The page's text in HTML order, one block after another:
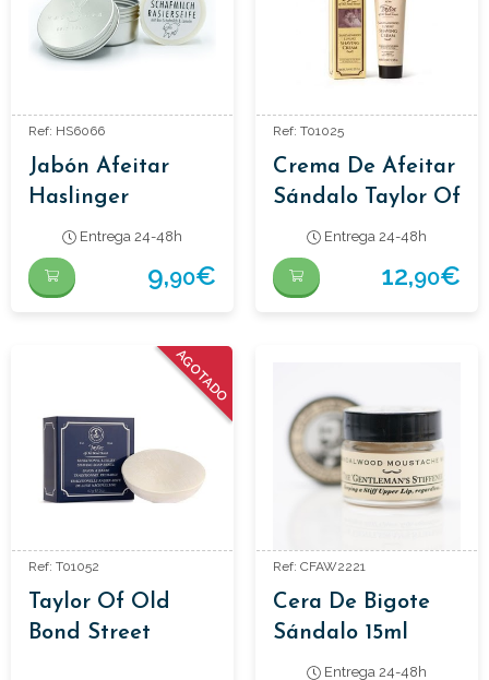
Ref: HS6066
Jabón Afeitar
Haslinger
Lanolina Con
Jabonera 60gr
Entrega 24-48h
9,90€
Ref: T01025
Crema De Afeitar
Sándalo Taylor Of
Old Bond Street
75ml
Entrega 24-48h
12,90€
AGOTADO
Ref: T01052
Taylor Of Old
Bond Street
Ref: CFAW2221
Cera De Bigote
Sándalo 15ml
Entrega 24-48h